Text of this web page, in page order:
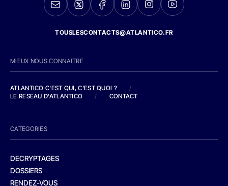
TOUSLESCONTACTS@ATLANTICO.FR
MIEUX NOUS CONNAITRE
ATLANTICO C'EST QUI, C'EST QUOI ?
/
LE RESEAU D'ATLANTICO
/ CONTACT
CATEGORIES
DECRYPTAGES
DOSSIERS
RENDEZ-VOUS